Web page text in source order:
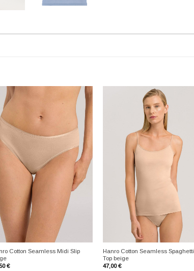
+
Cotton Seamless Midi Slip
€
Hanro Cotton Seamless Spaghetti
Top beige
47,00€